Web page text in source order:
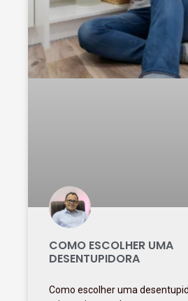
COMO ESCOLHER UMA
DESENTUPIDORA
Como escolher uma